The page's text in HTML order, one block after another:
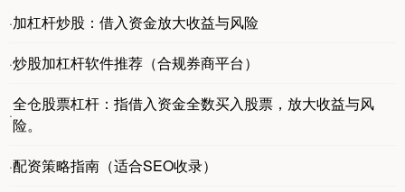
·加杠杆炒股：借入资金放大收益与风险
·炒股加杠杆软件推荐（合规券商平台）
·
全仓股票杠杆：指借入资金全数买入股票，放大收益与风
险。
·配资策略指南（适合SEO收录）